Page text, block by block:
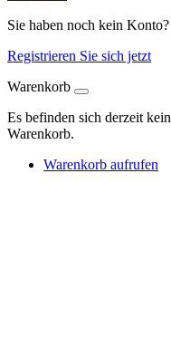
Sie haben noch kein Konto?
Registrieren Sie sich jetzt
Warenkorb
Es befinden sich derzeit
Warenkorb.
Warenkorb aufrufen